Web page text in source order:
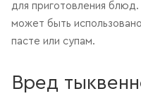
для приготовления
может быть
пасте или супам.
Вред